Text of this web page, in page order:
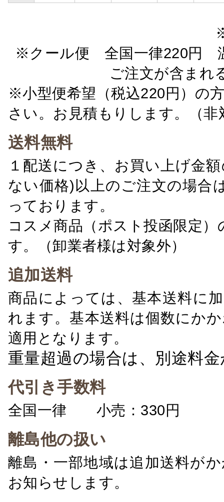
※クール便 全国一律220円
ご注文が含ま
※小型便希望（税込220円）の
さい。お見積もりします。（非
送料無料
１配送につき、お買い上げ金
ない価格)以上のご注文の場合
っております。
コスメ商品（ポスト投函限定
す。（卸業者様は対象外）
追加送料
商品によっては、基本送料に
れます。基本送料は個数にか
適用となります。
重量超過の場合は、別途料
代引き手数料
全国一律 小売：330円 卸
離島他の扱い
離島・一部地域は追加送料が
お知らせします。